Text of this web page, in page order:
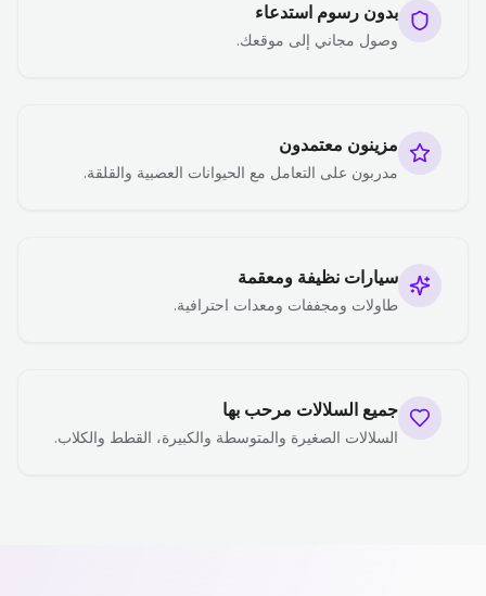
بدون رسوم استدعاء
وصول مجاني إلى موقعك.
مزينون معتمدون
مدربون على التعامل مع الحيوانات العصبية والقلقة.
سيارات نظيفة ومعقمة
طاولات ومجففات ومعدات احترافية.
جميع السلالات مرحب بها
السلالات الصغيرة والمتوسطة والكبيرة، القطط والكلاب.